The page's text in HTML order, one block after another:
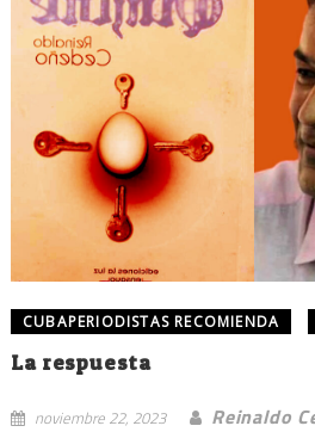
CUBAPERIODISTAS RECOMIENDA
La respuesta
noviembre 22, 2023 Reinaldo